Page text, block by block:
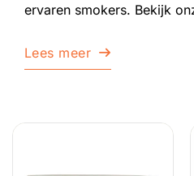
ervaren smokers. Bekijk
Lees meer